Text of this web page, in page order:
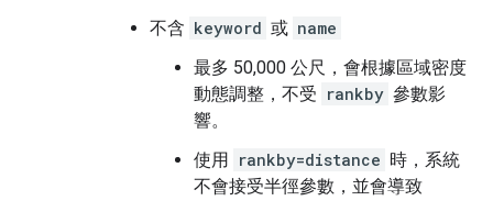
不含 keyword 或 name
最多 50,000 公尺，會根據區域密度
動態調整，不受 rankby 參數影
響。
使用 rankby=distance 時，系統
不會接受半徑參數，並會導致